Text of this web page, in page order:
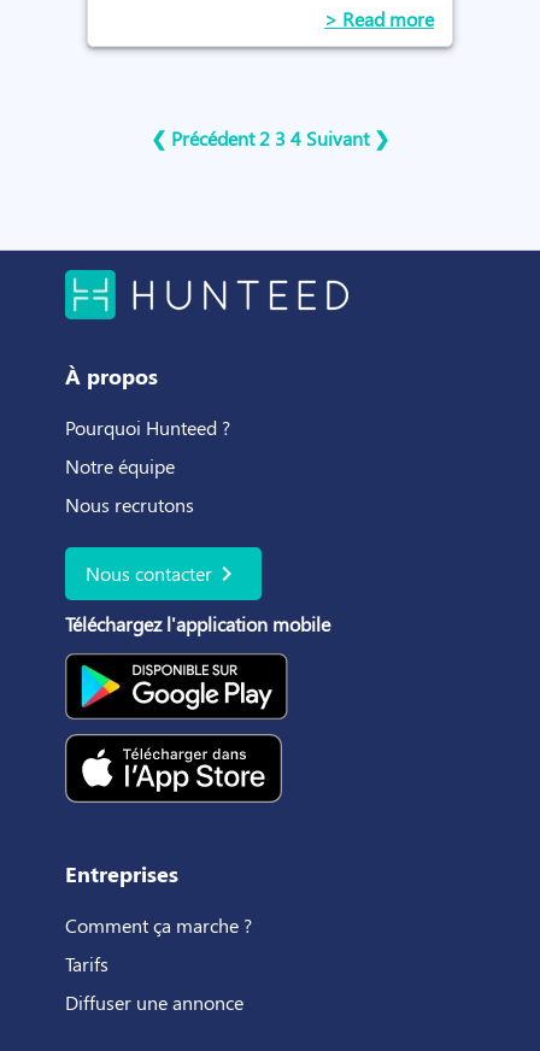
être plus réactif avec ses candidats
! Découvrez le top 7 des
> Read more
❮ Précédent2 34 Suivant ❯
À propos
Pourquoi Hunteed ?
Notre équipe
Nous recrutons
Nous contacter chevron_right
Téléchargez l'application mobile
Entreprises
Comment ça marche ?
Tarifs
Diffuser une annonce